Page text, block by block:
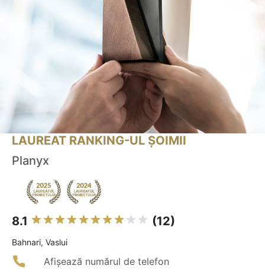
LAUREAT RANKING-UL ȘOIMII
Planyx
8.1 (12)
Bahnari, Vaslui
Afișează numărul de telefon